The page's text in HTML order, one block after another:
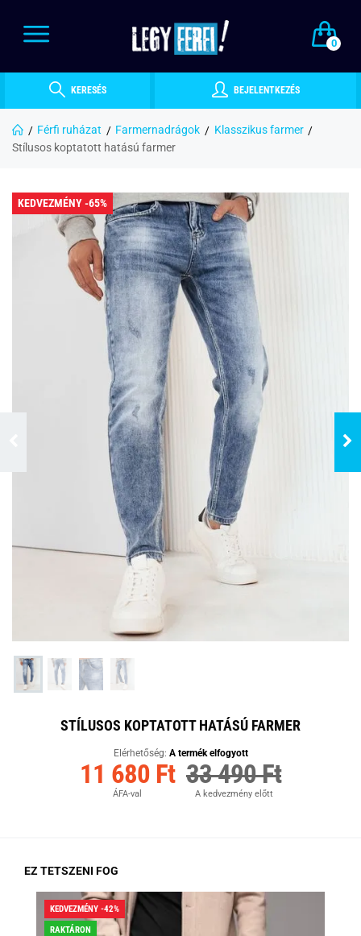
0
KERESÉS BEJELENTKEZÉS
Férfi ruházat Farmernadrágok
Klasszikus farmer
Stílusos koptatott hatású farmer
KEDVEZMÉNY -65%
STÍLUSOS KOPTATOTT HATÁSÚ FARMER
Elérhetőség: A termék elfogyott
11 680 Ft
ÁFA-val
33 490 Ft
A kedvezmény előtt
EZ TETSZENI FOG
KEDVEZMÉNY -42%
RAKTÁRON